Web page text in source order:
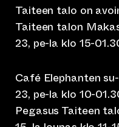
Taiteen talo on
Taiteen talon
23, pe-la klo 15-
Café Elephanten
23, pe-la klo 10-
Pegasus Taiteen